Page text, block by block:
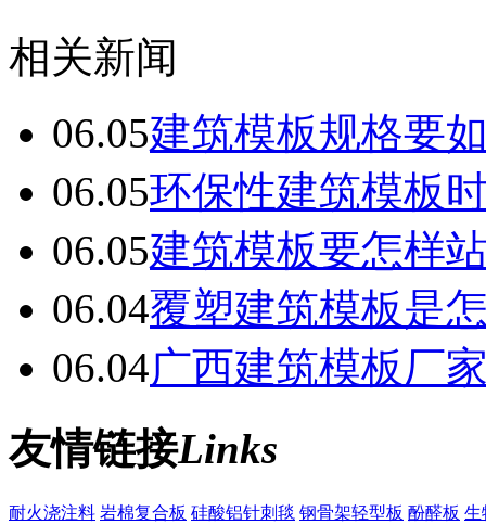
相关新闻
06.05建筑模板规格要
06.05环保性建筑模板
06.05建筑模板要怎样
06.04覆塑建筑模板是
06.04广西建筑模板厂
友情链接Links
耐火浇注料 岩棉复合板 硅酸铝针刺毯 钢骨架轻型板 酚醛板 生